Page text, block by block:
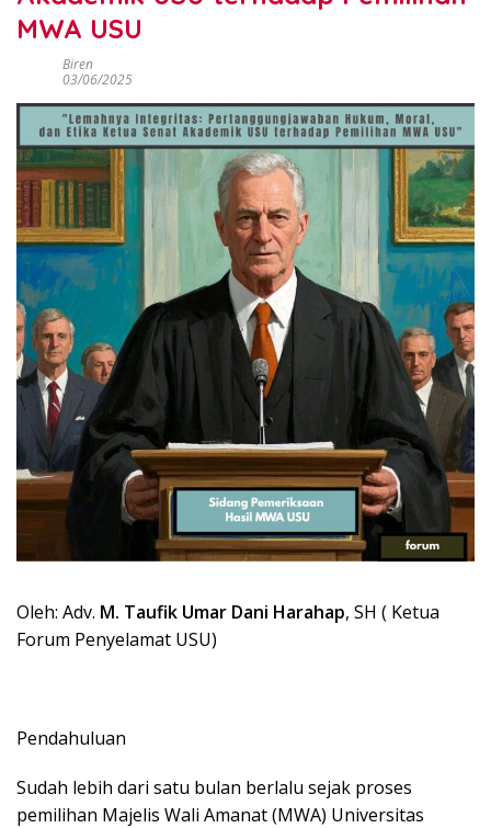
MWA USU
Biren
03/06/2025
Oleh: Adv. M. Taufik Umar Dani Harahap, SH ( Ketua
Forum Penyelamat USU)
Pendahuluan
Sudah lebih dari satu bulan berlalu sejak proses
pemilihan Majelis Wali Amanat (MWA) Universitas